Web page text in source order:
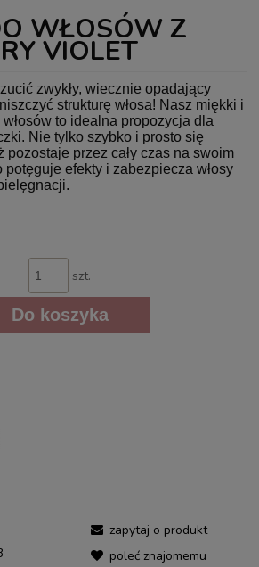
WŁOSÓW Z
VIOLET
zwykły, wiecznie opadający
strukturę włosa! Nasz miękki i
to idealna propozycja dla
Nie tylko szybko i prosto się
pozostaje przez cały czas na swoim
efekty i zabezpiecza włosy
szt.
Do koszyka
zapytaj o produkt
poleć znajomemu